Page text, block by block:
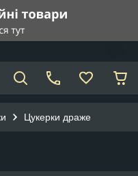
Цукерки драже